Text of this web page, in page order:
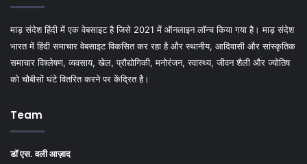
माड़ संदेश हिंदी में एक वेबसाइट है जिसे 2021 में ऑनलाइन लॉन्च किया गया है। माड़ संदेश
भारत में हिंदी समाचार वेबसाइट विकसित कर रहा है और स्थानीय, आदिवासी और सांस्कृतिक
समाचार विश्लेषण, व्यवसाय, खेल, प्रौद्योगिकी, मनोरंजन, स्वास्थ्य, जीवन शैली और ज्योतिष
को चौबीसों घंटे वितरित करने पर केंद्रित है।
Team
डॉ एस. वली आज़ाद